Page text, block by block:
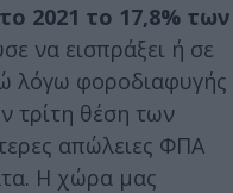
2021 το 17,8% των
να εισπράξει ή σε
λόγω φοροδιαφυγής
τρίτη θέση των
απώλειες ΦΠΑ
Η χώρα μας